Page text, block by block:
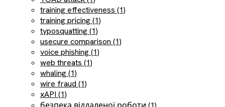
training effectiveness (1)
training pricing (1)
typosquatting (1)
usecure comparison (1)
voice phishing (1)
web threats (1)
whaling (1)
wire fraud (1)
xAPI (1)